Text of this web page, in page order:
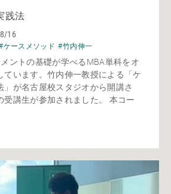
践法
16
ケースメソッド #竹内伸一
ントの基礎が学べるMBA単科をオ
ています。竹内伸一教授による「ケ
」が名古屋校スタジオから開講さ
受講生が参加されました。 本コー